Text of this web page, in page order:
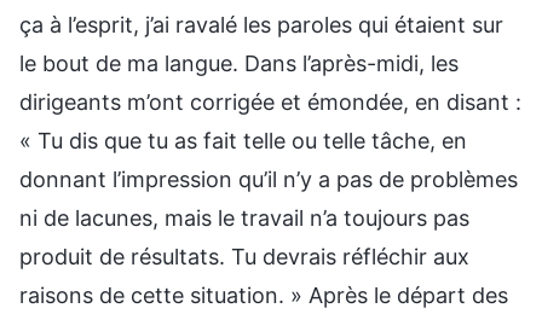
ça à l’esprit, j’ai ravalé les paroles qui étaient sur
le bout de ma langue. Dans l’après-midi, les
dirigeants m’ont corrigée et émondée, en disant :
« Tu dis que tu as fait telle ou telle tâche, en
donnant l’impression qu’il n’y a pas de problèmes
ni de lacunes, mais le travail n’a toujours pas
produit de résultats. Tu devrais réfléchir aux
raisons de cette situation. » Après le départ des